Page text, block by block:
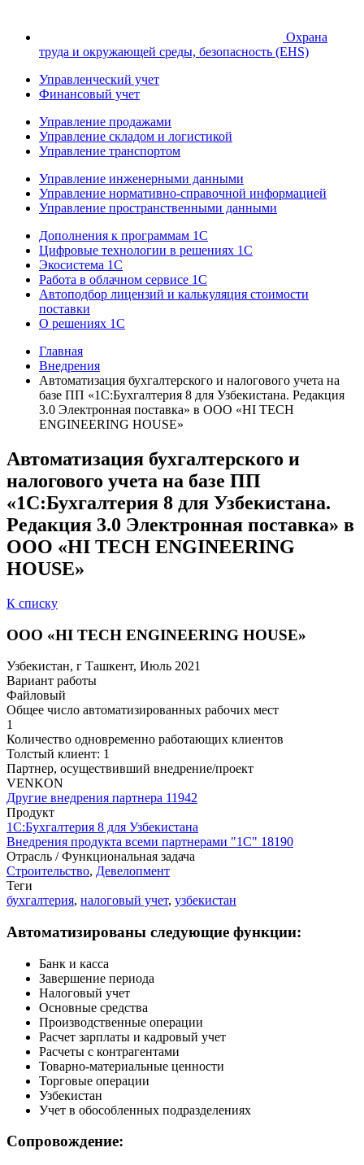
Охрана
труда и окружающей среды, безопасность (EHS)
Управленческий учет
Финансовый учет
Управление продажами
Управление складом и логистикой
Управление транспортом
Управление инженерными данными
Управление нормативно-справочной информацией
Управление пространственными данными
Дополнения к программам 1С
Цифровые технологии в решениях 1С
Экосистема 1С
Работа в облачном сервисе 1С
Автоподбор лицензий и калькуляция стоимости
поставки
О решениях 1С
Главная
Внедрения
Автоматизация бухгалтерского и налогового учета на
базе ПП «1С:Бухгалтерия 8 для Узбекистана. Редакция
3.0 Электронная поставка» в ООО «HI TECH
ENGINEERING HOUSE»
Автоматизация бухгалтерского и
налогового учета на базе ПП
«1С:Бухгалтерия 8 для Узбекистана.
Редакция 3.0 Электронная поставка» в
ООО «HI TECH ENGINEERING
HOUSE»
К списку
ООО «HI TECH ENGINEERING HOUSE»
Узбекистан, г Ташкент, Июль 2021
Вариант работы
Файловый
Общее число автоматизированных рабочих мест
1
Количество одновременно работающих клиентов
Толстый клиент: 1
Партнер, осуществивший внедрение/проект
VENKON
Другие внедрения партнера 11942
Продукт
1С:Бухгалтерия 8 для Узбекистана
Внедрения продукта всеми партнерами "1С" 18190
Отрасль / Функциональная задача
Строительство, Девелопмент
Теги
бухгалтерия, налоговый учет, узбекистан
Автоматизированы следующие функции:
Банк и касса
Завершение периода
Налоговый учет
Основные средства
Производственные операции
Расчет зарплаты и кадровый учет
Расчеты с контрагентами
Товарно-материальные ценности
Торговые операции
Узбекистан
Учет в обособленных подразделениях
Сопровождение: